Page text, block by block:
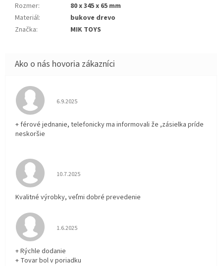
Rozmer:
80 x 345 x 65 mm
Materiál:
bukove drevo
Značka: MIK TOYS
Hodnotenie obchodu je 5 z 5 hviezdičiek.
6.9.2025
+ férové jednanie, telefonicky ma informovali že ,zásielka príde
neskoršie
Hodnotenie obchodu je 5 z 5 hviezdičiek.
10.7.2025
Kvalitné výrobky, veľmi dobré prevedenie
Hodnotenie obchodu je 5 z 5 hviezdičiek.
1.6.2025
+ Rýchle dodanie
+ Tovar bol v poriadku